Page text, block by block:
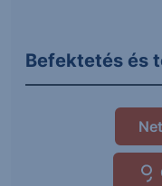
Befektetés és